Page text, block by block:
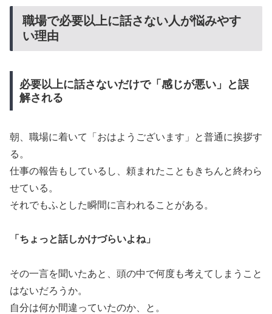
職場で必要以上に話さない人が悩みやす
い理由
必要以上に話さないだけで「感じが悪い」と誤
解される
朝、職場に着いて「おはようございます」と普通に挨拶す
る。
仕事の報告もしているし、頼まれたこともきちんと終わら
せている。
それでもふとした瞬間に言われることがある。
「ちょっと話しかけづらいよね」
その一言を聞いたあと、頭の中で何度も考えてしまうこと
はないだろうか。
自分は何か間違っていたのか、と。